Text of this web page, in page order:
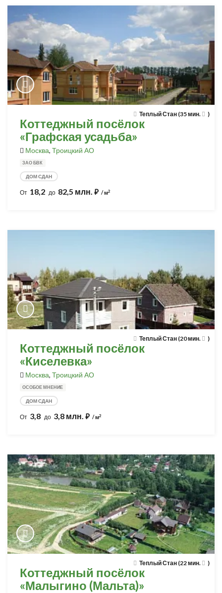
Теплый Стан (35 мин. )
Коттеджный посёлок
«Графская усадьба»
Москва, Троицкий АО
ЗАО БВК
ДОМ СДАН
От 18,2 до 82,5 млн. ⃏ / м2
Теплый Стан (20 мин. )
Коттеджный посёлок
«Киселевка»
Москва, Троицкий АО
ОСОБОЕ МНЕНИЕ
ДОМ СДАН
От 3,8 до 3,8 млн. ⃏ / м2
Теплый Стан (22 мин. )
Коттеджный посёлок
«Малыгино (Мальта)»